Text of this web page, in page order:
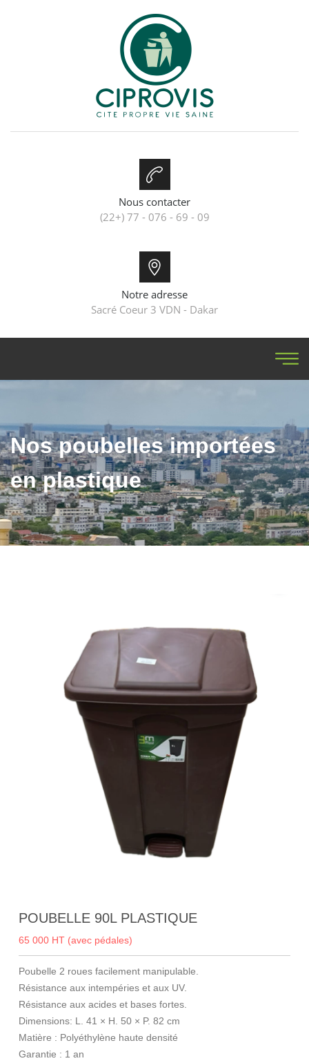
Nous contacter
(22+) 77 - 076 - 69 - 09
Notre adresse
Sacré Coeur 3 VDN - Dakar
Nos poubelles importées
en plastique
POUBELLE 90L PLASTIQUE
65 000 HT (avec pédales)
Poubelle 2 roues facilement manipulable.
Résistance aux intempéries et aux UV.
Résistance aux acides et bases fortes.
Dimensions: L. 41 × H. 50 × P. 82 cm
Matière : Polyéthylène haute densité
Garantie : 1 an